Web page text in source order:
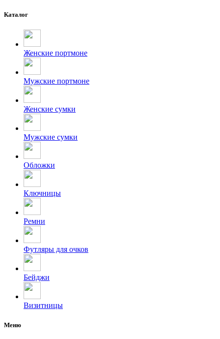
Каталог
Женские портмоне
Мужские портмоне
Женские сумки
Мужские сумки
Обложки
Ключницы
Ремни
Футляры для очков
Бейджи
Визитницы
Меню